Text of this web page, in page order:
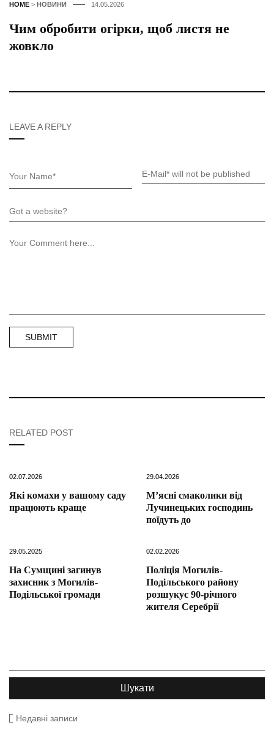
HOME > НОВИНИ 14.05.2026
Чим обробити огірки, щоб листя не
жовкло
LEAVE A REPLY
RELATED POST
02.07.2026
Які комахи у вашому саду
працюють краще
29.04.2026
М’ясні смаколики від
Лучинецьких господинь
поїдуть до
29.05.2025
На Сумщині загинув
захисник з Могилів-
Подільської громади
02.02.2026
Поліція Могилів-
Подільського району
розшукує 90-річного
жителя Серебрії
Недавні записи